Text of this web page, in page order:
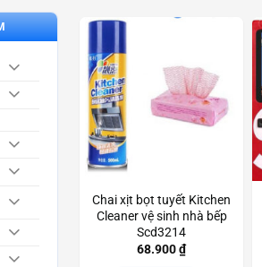
Chai xịt bọt tuyết Kitchen
Cleaner vệ sinh nhà bếp
Scd3214
68.900₫